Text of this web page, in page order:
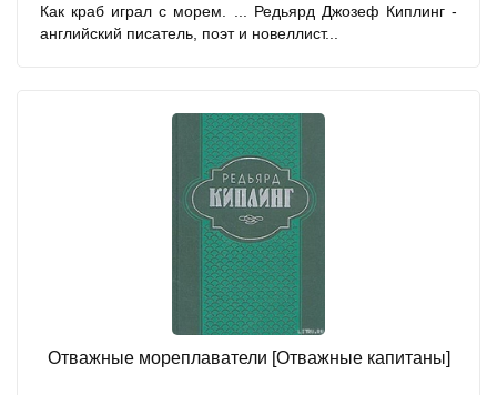
Как краб играл с морем. ... Редьярд Джозеф Киплинг -
английский писатель, поэт и новеллист...
Отважные мореплаватели [Отважные капитаны]